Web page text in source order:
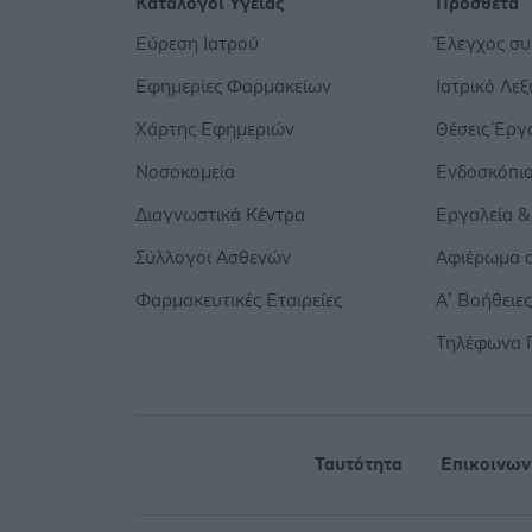
Εύρεση Ιατρού
Εφημερίες Φαρμακείων
Χάρτης Εφημεριών
Νοσοκομεία
Διαγνωστικά Κέντρα
Σύλλογοι Ασθενών
Φαρμακευτικές Εταιρείες
Έλεγχος
Ιατρικό
Θέσεις
Ενδοσκόπιο
Εργαλεία
Αφιέρωμα
Α’ Βοήθειες
Τηλέφωνα
Ταυτότητα